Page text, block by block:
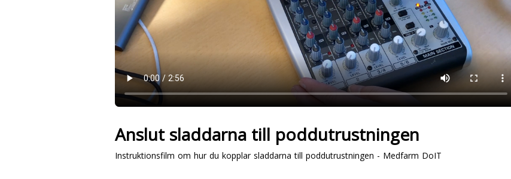
Anslut sladdarna till poddutrustningen
Instruktionsfilm om hur du kopplar sladdarna till poddutrustningen - Medfarm DoIT